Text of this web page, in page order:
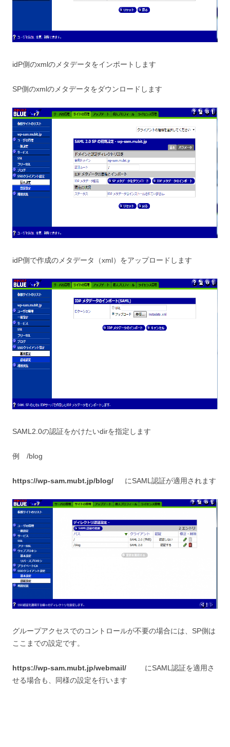
idP側のxmlのメタデータをインポートします
SP側のxmlのメタデータをダウンロードします
idP側で作成のメタデータ（xml）をアップロードします
SAML2.0の認証をかけたいdirを指定します
例 /blog
https://wp-sam.mubt.jp/blog/ にSAML認証が適用されます
グループアクセスでのコントロールが不要の場合には、SP側は
ここまでの設定です。
https://wp-sam.mubt.jp/webmail/ にSAML認証を適用さ
せる場合も、同様の設定を行います